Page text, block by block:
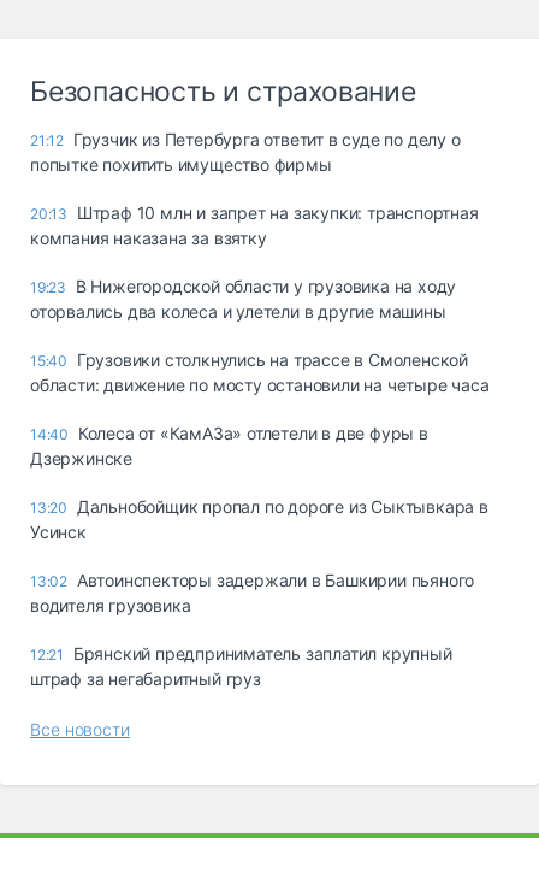
Безопасность и страхование
21:12 Грузчик из Петербурга ответит в суде по делу о
попытке похитить имущество фирмы
20:13
Штраф 10 млн и запрет на закупки: транспортная
компания наказана за взятку
19:23
В Нижегородской области у грузовика на ходу
оторвались два колеса и улетели в другие машины
15:40
Грузовики столкнулись на трассе в Смоленской
области: движение по мосту остановили на четыре часа
14:40
Колеса от «КамАЗа» отлетели в две фуры в
Дзержинске
13:20
Дальнобойщик пропал по дороге из Сыктывкара в
Усинск
13:02 Автоинспекторы задержали в Башкирии пьяного
водителя грузовика
12:21
Брянский предприниматель заплатил крупный
штраф за негабаритный груз
Все новости